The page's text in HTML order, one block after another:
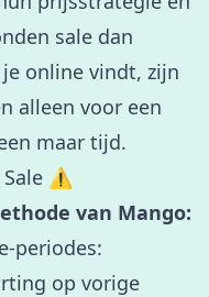
sale dan
online vindt, zijn
alleen voor een
maar tijd.
Sale ⚠️
van Mango:
periodes:
op vorige